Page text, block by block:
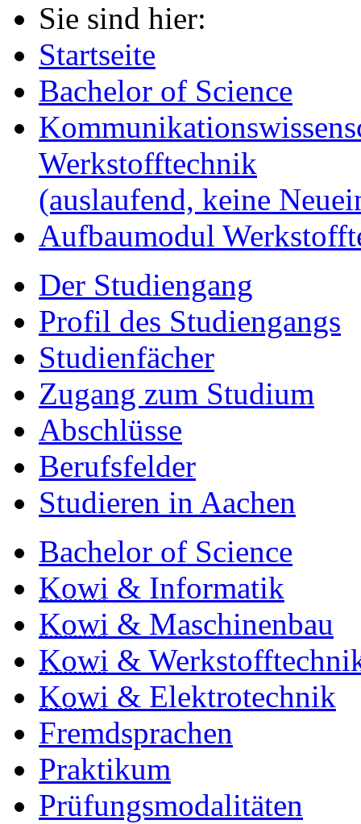
Sie sind hier:
Startseite
Bachelor of Science
Werkstofftechnik
(auslaufend, keine
Aufbaumodul
Der Studiengang
Profil des Studiengangs
Studienfächer
Zugang zum Studium
Abschlüsse
Berufsfelder
Studieren in Aachen
Bachelor of Science
Kowi & Informatik
Kowi & Maschinenbau
Kowi &
Kowi & Elektrotechnik
Fremdsprachen
Praktikum
Prüfungsmodalitäten